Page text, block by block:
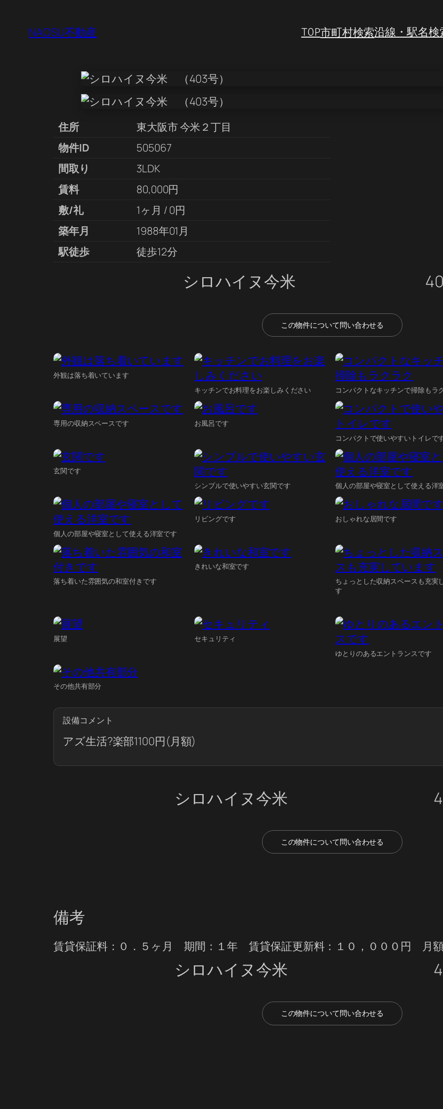
NAOSU不動産 TOP市町村検索沿線・駅名検
住所
東大阪市 今米２丁目
物件ID
505067
間取り
3LDK
賃料
80,000円
敷/礼
1ヶ月 / 0円
築年月
1988年01月
駅徒歩
徒歩12分
シロハイヌ今米
この物件について問い合わせる
外観は落ち着いています
キッチンでお料理をお楽しみください
コンパクトなキッチンで掃除もラ
専用の収納スペースです
お風呂です
コンパクトで使いやすいトイレで
玄関です
シンプルで使いやすい玄関です
個人の部屋や寝室として使える洋
個人の部屋や寝室として使える洋室です
リビングです おしゃれな居間です
落ち着いた雰囲気の和室付きです
きれいな和室です
ちょっとした収納スペースも充実
す
展望
セキュリティ
ゆとりのあるエントランスです
その他共有部分
設備コメント
アズ生活?楽部1100円(月額)
シロハイヌ今米
この物件について問い合わせる
備考
賃貸保証料：０．５ヶ月 期間：１年 賃貸保証更新料：１０，０００円 月
シロハイヌ今米
この物件について問い合わせる